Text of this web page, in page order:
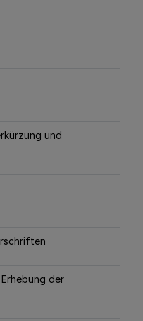
und
der